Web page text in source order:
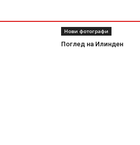
Нови фотографи
Поглед на Илинден